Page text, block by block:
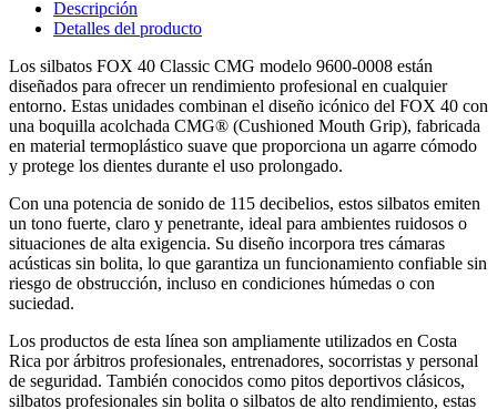
Descripción
Detalles del producto
Los silbatos FOX 40 Classic CMG modelo 9600-0008 están
diseñados para ofrecer un rendimiento profesional en cualquier
entorno. Estas unidades combinan el diseño icónico del FOX 40 con
una boquilla acolchada CMG® (Cushioned Mouth Grip), fabricada
en material termoplástico suave que proporciona un agarre cómodo
y protege los dientes durante el uso prolongado.
Con una potencia de sonido de 115 decibelios, estos silbatos emiten
un tono fuerte, claro y penetrante, ideal para ambientes ruidosos o
situaciones de alta exigencia. Su diseño incorpora tres cámaras
acústicas sin bolita, lo que garantiza un funcionamiento confiable sin
riesgo de obstrucción, incluso en condiciones húmedas o con
suciedad.
Los productos de esta línea son ampliamente utilizados en Costa
Rica por árbitros profesionales, entrenadores, socorristas y personal
de seguridad. También conocidos como pitos deportivos clásicos,
silbatos profesionales sin bolita o silbatos de alto rendimiento, estas